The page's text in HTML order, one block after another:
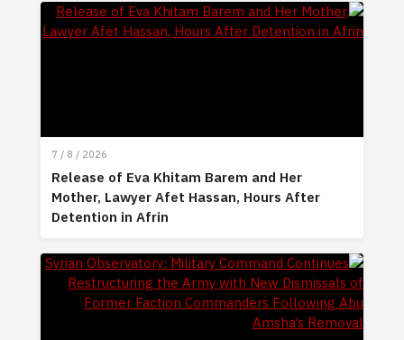
7 / 8 / 2026
Release of Eva Khitam Barem and Her
Mother, Lawyer Afet Hassan, Hours After
Detention in Afrin